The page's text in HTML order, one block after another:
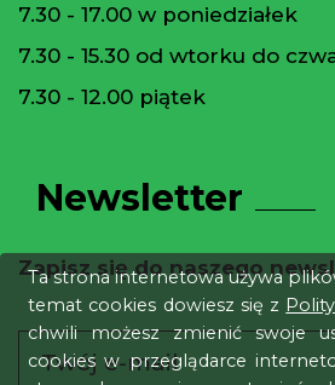
7.30 - 17.00 w poniedziałek
7.30 - 15.30 od wtorku do
7.30 - 12.00 piątek
Newsletter
Zapisz się do naszego
Ta strona internetowa używa
temat cookies dowiesz się z
chwili możesz zmienić swoje
cookies w przeglądarce